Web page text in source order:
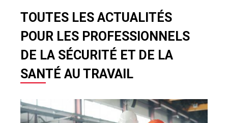
TOUTES LES ACTUALITÉS
POUR LES PROFESSIONNELS
DE LA SÉCURITÉ ET DE LA
SANTÉ AU TRAVAIL